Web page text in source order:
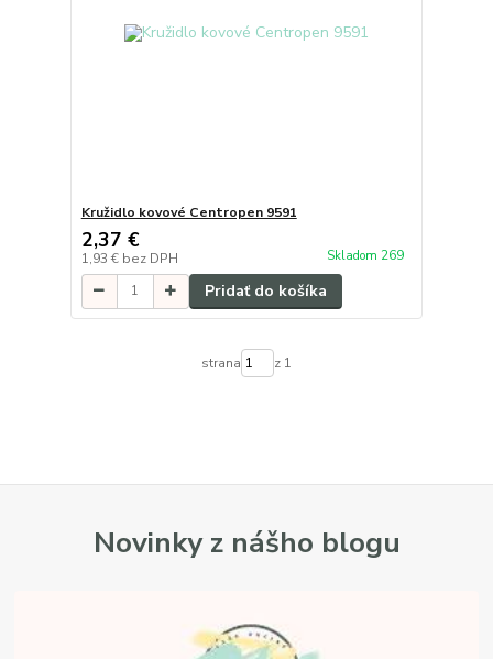
Kružidlo kovové Centropen 9591
2,37 €
1,93 € bez DPH Skladom 269
Pridať do košíka
strana z 1
Novinky z nášho blogu